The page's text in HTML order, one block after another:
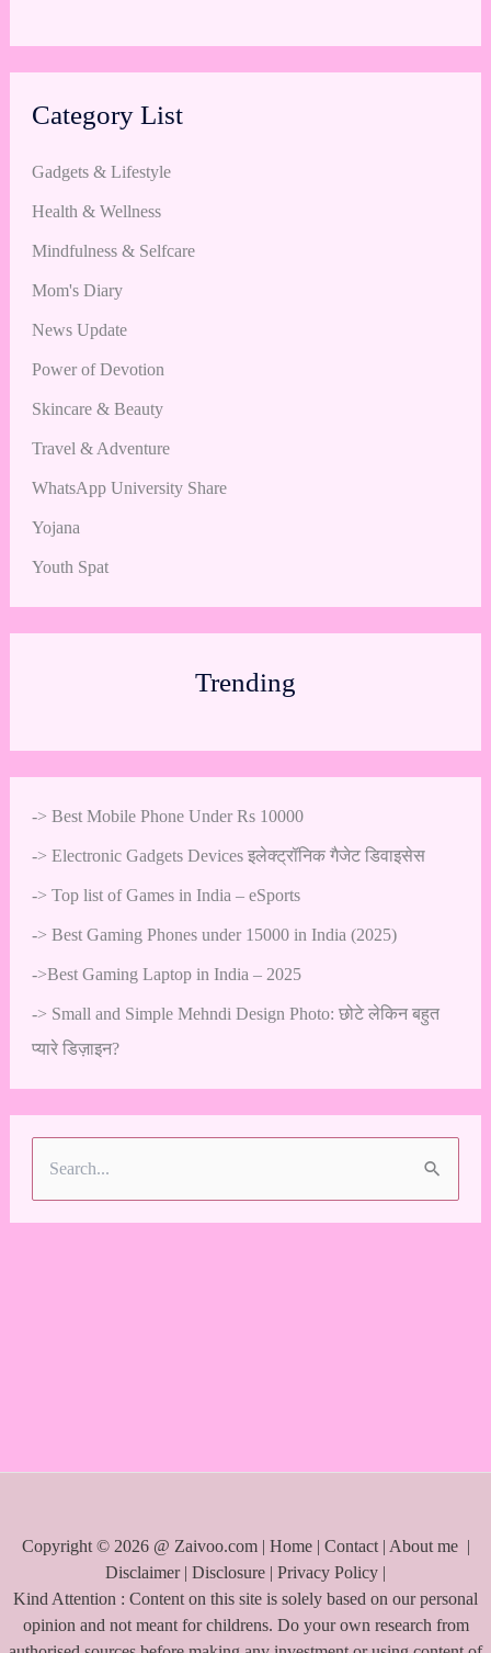
Category List
Gadgets & Lifestyle
Health & Wellness
Mindfulness & Selfcare
Mom's Diary
News Update
Power of Devotion
Skincare & Beauty
Travel & Adventure
WhatsApp University Share
Yojana
Youth Spat
Trending
-> Best Mobile Phone Under Rs 10000
-> Electronic Gadgets Devices इलेक्ट्रॉनिक गैजेट डिवाइसेस
-> Top list of Games in India – eSports
-> Best Gaming Phones under 15000 in India (2025)
->Best Gaming Laptop in India – 2025
-> Small and Simple Mehndi Design Photo: छोटे लेकिन बहुत
प्यारे डिज़ाइन?
Copyright © 2026 @ Zaivoo.com | Home| Contact| About me |
Disclaimer| Disclosure | Privacy Policy |
Kind Attention : Content on this site is solely based on our personal
opinion and not meant for childrens. Do your own research from